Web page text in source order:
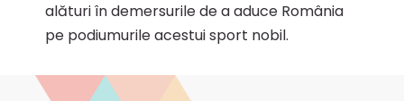
alături în demersurile de a aduce România
pe podiumurile acestui sport nobil.